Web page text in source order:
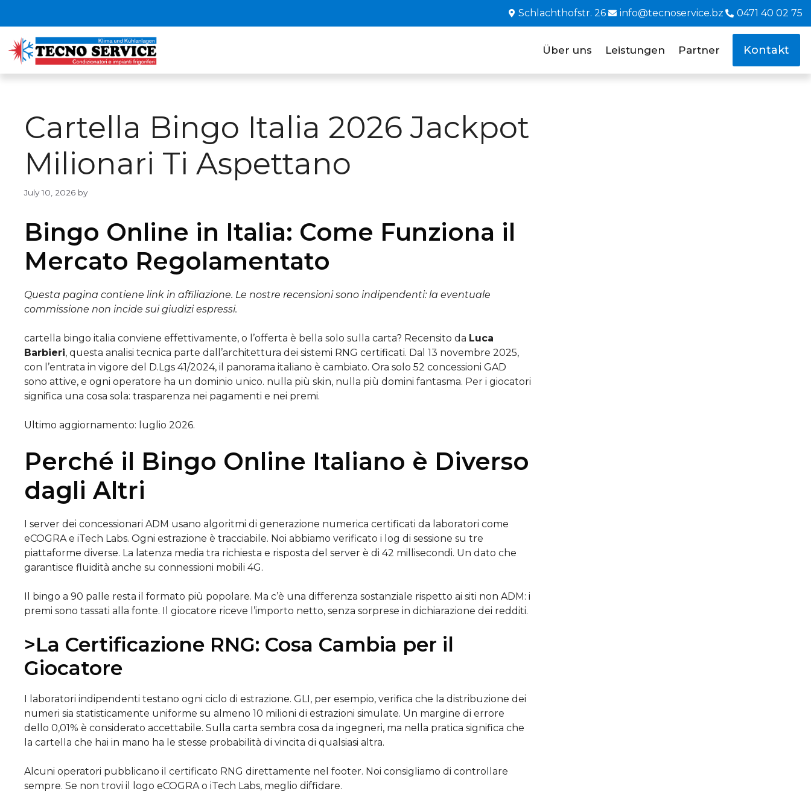
Schlachthofstr. 26 info@tecnoservice.bz 0471 40 02 75
Über uns Leistungen Partner Kontakt
Cartella Bingo Italia 2026 Jackpot
Milionari Ti Aspettano
July 10, 2026 by
Bingo Online in Italia: Come Funziona il
Mercato Regolamentato
Questa pagina contiene link in affiliazione. Le nostre recensioni sono indipendenti: la eventuale
commissione non incide sui giudizi espressi.
cartella bingo italia conviene effettivamente, o l’offerta è bella solo sulla carta? Recensito da Luca
Barbieri, questa analisi tecnica parte dall’architettura dei sistemi RNG certificati. Dal 13 novembre 2025,
con l’entrata in vigore del D.Lgs 41/2024, il panorama italiano è cambiato. Ora solo 52 concessioni GAD
sono attive, e ogni operatore ha un dominio unico. nulla più skin, nulla più domini fantasma. Per i giocatori
significa una cosa sola: trasparenza nei pagamenti e nei premi.
Ultimo aggiornamento: luglio 2026.
Perché il Bingo Online Italiano è Diverso
dagli Altri
I server dei concessionari ADM usano algoritmi di generazione numerica certificati da laboratori come
eCOGRA e iTech Labs. Ogni estrazione è tracciabile. Noi abbiamo verificato i log di sessione su tre
piattaforme diverse. La latenza media tra richiesta e risposta del server è di 42 millisecondi. Un dato che
garantisce fluidità anche su connessioni mobili 4G.
Il bingo a 90 palle resta il formato più popolare. Ma c’è una differenza sostanziale rispetto ai siti non ADM: i
premi sono tassati alla fonte. Il giocatore riceve l’importo netto, senza sorprese in dichiarazione dei redditi.
>La Certificazione RNG: Cosa Cambia per il
Giocatore
I laboratori indipendenti testano ogni ciclo di estrazione. GLI, per esempio, verifica che la distribuzione dei
numeri sia statisticamente uniforme su almeno 10 milioni di estrazioni simulate. Un margine di errore
dello 0,01% è considerato accettabile. Sulla carta sembra cosa da ingegneri, ma nella pratica significa che
la cartella che hai in mano ha le stesse probabilità di vincita di qualsiasi altra.
Alcuni operatori pubblicano il certificato RNG direttamente nel footer. Noi consigliamo di controllare
sempre. Se non trovi il logo eCOGRA o iTech Labs, meglio diffidare.